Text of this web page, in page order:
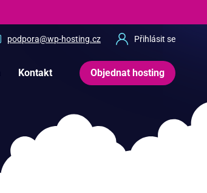
podpora@wp-hosting.cz Přihlásit se
Kontakt Objednat hosting